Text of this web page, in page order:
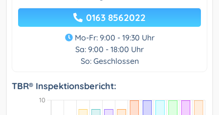
0163 8562022
Mo-Fr: 9:00 - 19:30 Uhr
Sa: 9:00 - 18:00 Uhr
So: Geschlossen
TBR® Inspektionsbericht: